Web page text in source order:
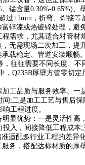
锰含量0.30%-
±1mm，折弯、焊接
锌漆或热镀锌处理，避
求，尤其适合对管材
无需现场二次加工，
载稳定、管道安装顺畅。
往需要不同长度、不
Q235B厚壁方管零切
品质与服务效率。一
;二是加工工艺与售后
工程进度。
优势：一是灵活性高
入，间接降低工程成
配多行业工程的差异
务，搭配达标材质的